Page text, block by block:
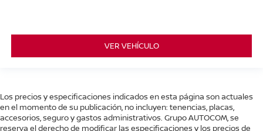
VER VEHÍCULO
Los precios y especificaciones indicados en esta página son actuales
en el momento de su publicación, no incluyen: tenencias, placas,
accesorios, seguro y gastos administrativos. Grupo AUTOCOM, se
reserva el derecho de modificar las especificaciones y los precios de